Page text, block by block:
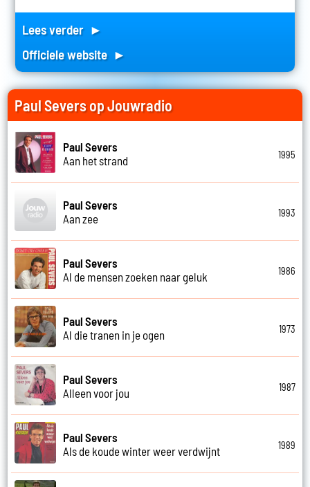
Lees verder ►
Officiele website ►
Paul Severs op Jouwradio
Paul Severs
Aan het strand
1995
Paul Severs
Aan zee
1993
Paul Severs
Al de mensen zoeken naar geluk
1986
Paul Severs
Al die tranen in je ogen
1973
Paul Severs
Alleen voor jou
1987
Paul Severs
Als de koude winter weer verdwijnt
1989